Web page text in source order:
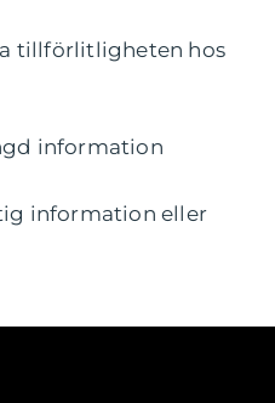
tillförlitligheten hos
information
information eller